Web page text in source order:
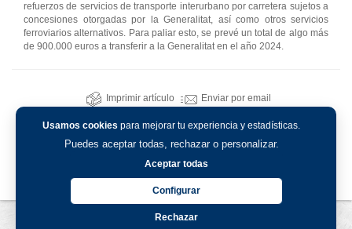
Usamos cookies para mejorar tu experiencia y estadísticas.
Puedes aceptar todas, rechazar o personalizar.
Aceptar todas
Configurar
Rechazar
refuerzos de servicios de transporte interurbano por carretera sujetos a
concesiones otorgadas por la Generalitat, así como otros servicios
ferroviarios alternativos. Para paliar esto, se prevé un total de algo más
de 900.000 euros a transferir a la Generalitat en el año 2024.
Imprimir artículo Enviar por email
Política de privacidad